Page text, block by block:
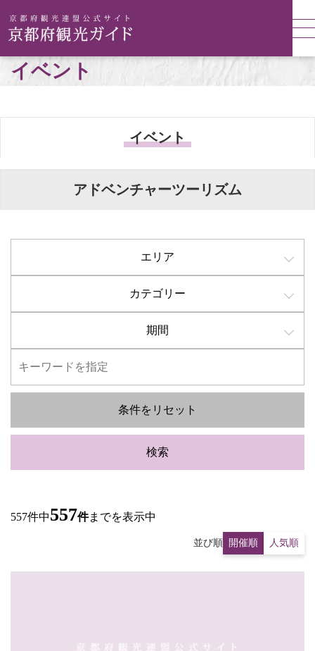
イベント
イベント
アドベンチャーツーリズム
エリア
カテゴリー
期間
条件をリセット
検索
557件中557件までを表示中
並び順 開催順 人気順